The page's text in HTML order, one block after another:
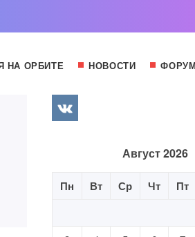
НА ОРБИТЕ НОВОСТИ ФОРУМ
Август 2026
Пн Вт Ср Чт Пт